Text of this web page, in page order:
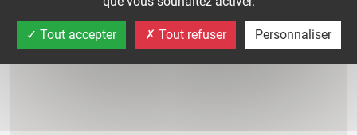
Tout accepter Tout refuser Personnaliser